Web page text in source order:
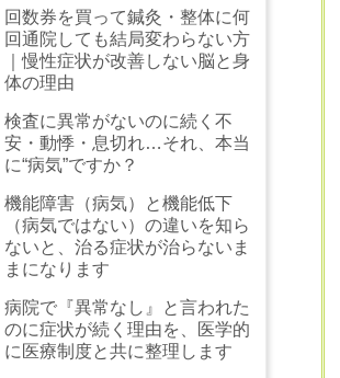
回数券を買って鍼灸・整体に何
回通院しても結局変わらない方
｜慢性症状が改善しない脳と身
体の理由
検査に異常がないのに続く不
安・動悸・息切れ…それ、本当
に“病気”ですか？
機能障害（病気）と機能低下
（病気ではない）の違いを知ら
ないと、治る症状が治らないま
まになります
病院で『異常なし』と言われた
のに症状が続く理由を、医学的
に医療制度と共に整理します